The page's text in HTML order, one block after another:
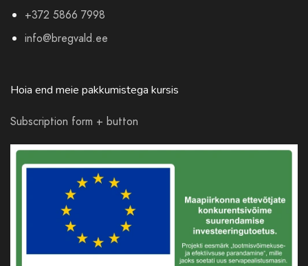
+372 5866 7998
info@bregvald.ee
Hoia end meie pakkumistega kursis
Subscription form + button